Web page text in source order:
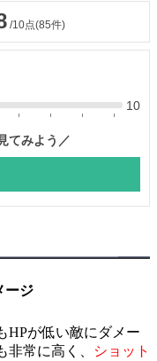
ージ
HPが低い敵にダメー
常に高く、
ショット